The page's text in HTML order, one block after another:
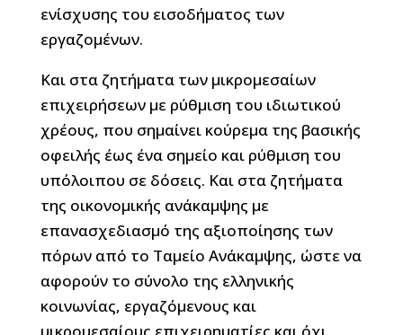
ενίσχυσης του εισοδήματος των
εργαζομένων.
Και στα ζητήματα των μικρομεσαίων
επιχειρήσεων με ρύθμιση του ιδιωτικού
χρέους, που σημαίνει κούρεμα της βασικής
οφειλής έως ένα σημείο και ρύθμιση του
υπόλοιπου σε δόσεις. Και στα ζητήματα
της οικονομικής ανάκαμψης με
επανασχεδιασμό της αξιοποίησης των
πόρων από το Ταμείο Ανάκαμψης, ώστε να
αφορούν το σύνολο της ελληνικής
κοινωνίας, εργαζόμενους και